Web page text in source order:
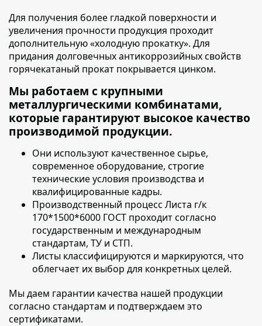
Для получения более гладкой поверхности и
увеличения прочности продукция проходит
дополнительную «холодную прокатку». Для
придания долговечных антикоррозийных свойств
горячекатаный прокат покрывается цинком.
Мы работаем с крупными
металлургическими комбинатами,
которые гарантируют высокое качество
производимой продукции.
Они используют качественное сырье,
современное оборудование, строгие
технические условия производства и
квалифицированные кадры.
Производственный процесс Листа г/к
170*1500*6000 ГОСТ проходит согласно
государственным и международным
стандартам, ТУ и СТП.
Листы классифицируются и маркируются, что
облегчает их выбор для конкретных целей.
Мы даем гарантии качества нашей продукции
согласно стандартам и подтверждаем это
сертификатами.